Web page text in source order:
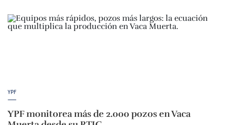
YPF
YPF monitorea más de 2.000 pozos en Vaca